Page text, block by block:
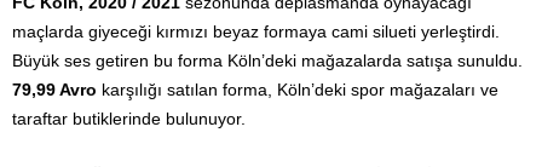
maçlarda giyeceği kırmızı beyaz formaya cami silueti yerleştirdi.
Büyük ses getiren bu forma Köln’deki mağazalarda satışa sunuldu.
79,99 Avro karşılığı satılan forma, Köln’deki spor mağazaları ve
taraftar butiklerinde bulunuyor.